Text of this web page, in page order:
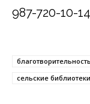
987-720-10-
благотворительность
сельские библиотеки